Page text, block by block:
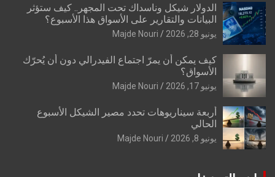
الدولار شيكل وناسداك تحت المجهر.. كيف ستؤثر
البيانات والتقارير على الأسواق هذا الأسبوع؟
يونيو 28, 2026 Majde Nouri
كيف يمكن أن يمرّ اجتماع الفيدرالي دون أن يُحرّك
الأسواق؟
يونيو 17, 2026 Majde Nouri
أربعة سيناريوهات تحدد مصير الشيكل الأسبوع
الحالي
يونيو 8, 2026 Majde Nouri